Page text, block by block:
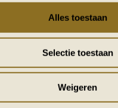
Alles toestaan
Selectie toestaan
Weigeren
WE